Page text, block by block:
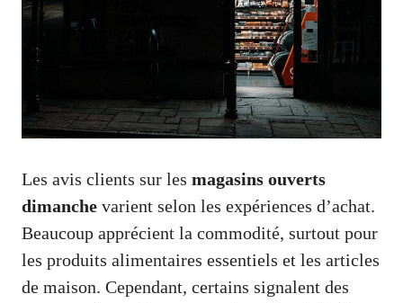
Les avis clients sur les magasins ouverts
dimanche varient selon les expériences d’achat.
Beaucoup apprécient la commodité, surtout pour
les produits alimentaires essentiels et les articles
de maison. Cependant, certains signalent des